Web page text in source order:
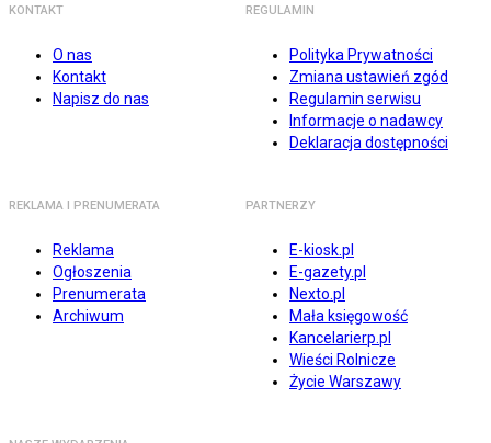
KONTAKT
O nas
Kontakt
Napisz do nas
REGULAMIN
Polityka Prywatności
Zmiana ustawień zgód
Regulamin serwisu
Informacje o nadawcy
Deklaracja dostępności
REKLAMA I PRENUMERATA
Reklama
Ogłoszenia
Prenumerata
Archiwum
PARTNERZY
E-kiosk.pl
E-gazety.pl
Nexto.pl
Mała księgowość
Kancelarierp.pl
Wieści Rolnicze
Życie Warszawy